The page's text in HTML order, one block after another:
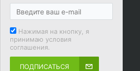
Нажимая на кнопку, я
принимаю условия
соглашения.
ПОДПИСАТЬСЯ